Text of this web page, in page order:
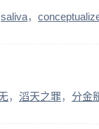
saliva
滔天之罪 分金